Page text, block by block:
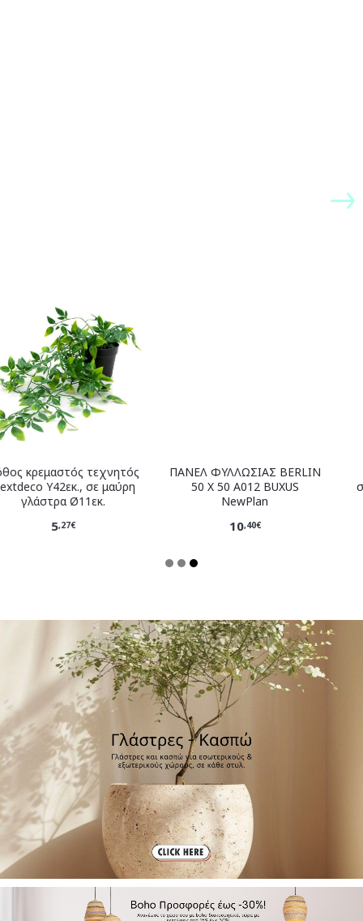
ΠΑΝΕΛ ΦΥΛΛΩΣΙΑΣ BERLIN
50 Χ 50 A012 BUXUS
NewPlan
10
Ορχιδέα φουξ τεχνητή
σατέν Nextdeco Υ46εκ. σε
γκρι γλάστρα Ø13εκ.
5